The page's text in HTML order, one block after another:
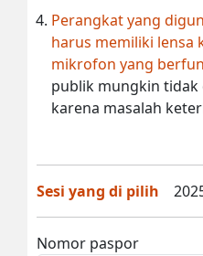
Perangkat yang
harus memiliki lensa
mikrofon yang
publik mungkin
karena masalah
Sesi yang di pilih
Nomor paspor